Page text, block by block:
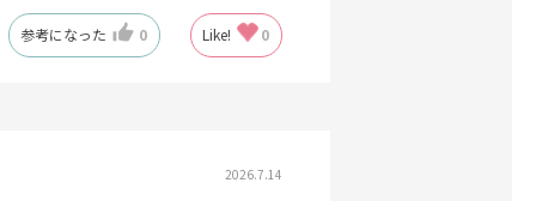
参考になった 0 Like! 0
2026.7.14